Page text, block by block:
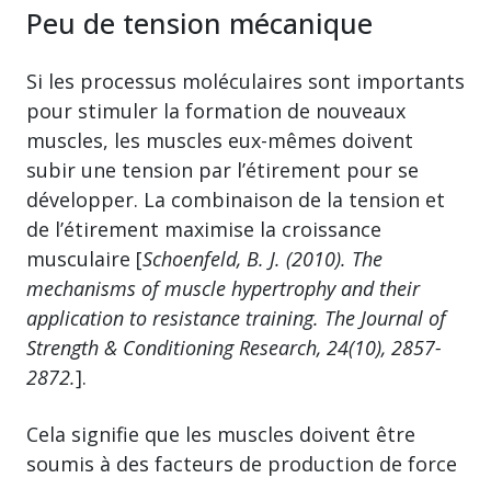
Peu de tension mécanique
Si les processus moléculaires sont importants
pour stimuler la formation de nouveaux
muscles, les muscles eux-mêmes doivent
subir une tension par l’étirement pour se
développer. La combinaison de la tension et
de l’étirement maximise la croissance
musculaire [Schoenfeld, B. J. (2010). The
mechanisms of muscle hypertrophy and their
application to resistance training. The Journal of
Strength & Conditioning Research, 24(10), 2857-
2872.].
Cela signifie que les muscles doivent être
soumis à des facteurs de production de force